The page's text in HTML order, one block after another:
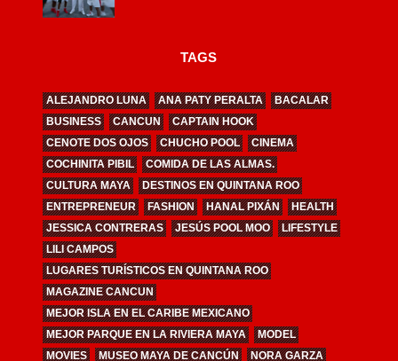
TAGS
ALEJANDRO LUNA ANA PATY PERALTA
BACALAR
BUSINESS
CANCUN
CAPTAIN HOOK
CENOTE DOS OJOS
CHUCHO POOL
CINEMA
COCHINITA PIBIL
COMIDA DE LAS ALMAS.
CULTURA MAYA
DESTINOS EN QUINTANA ROO
ENTREPRENEUR
FASHION HANAL PIXÁN
HEALTH
JESSICA CONTRERAS
JESÚS POOL MOO
LIFESTYLE
LILI CAMPOS
LUGARES TURÍSTICOS EN QUINTANA ROO
MAGAZINE CANCUN
MEJOR ISLA EN EL CARIBE MEXICANO
MEJOR PARQUE EN LA RIVIERA MAYA
MODEL
MOVIES
MUSEO MAYA DE CANCÚN NORA GARZA